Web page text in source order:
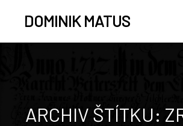
DOMINIK MATUS
ARCHIV ŠTÍTKU: